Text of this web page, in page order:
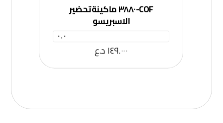
COF-٣٨٨٠ ماكينة تحضير
الاسبريسو
٠.٠
١٤٩.٠٠٠د.ع